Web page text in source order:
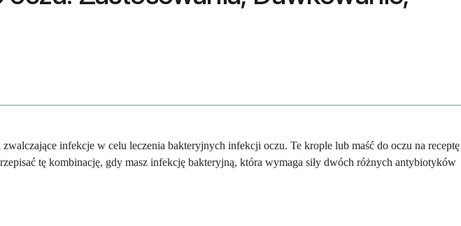
infekcje w celu leczenia bakteryjnych infekcji oczu. Te krople lub maść do oczu na receptę
tę kombinację, gdy masz infekcję bakteryjną, która wymaga siły dwóch różnych antybiotyków